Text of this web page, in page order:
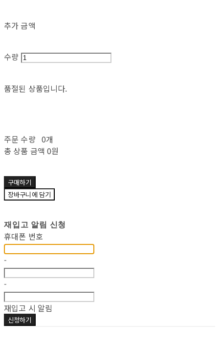
추가 금액
수량
품절된 상품입니다.
주문 수량 0개
총 상품 금액 0원
구매하기
장바구니에 담기
재입고 알림 신청
휴대폰 번호
-
-
재입고 시 알림
신청하기